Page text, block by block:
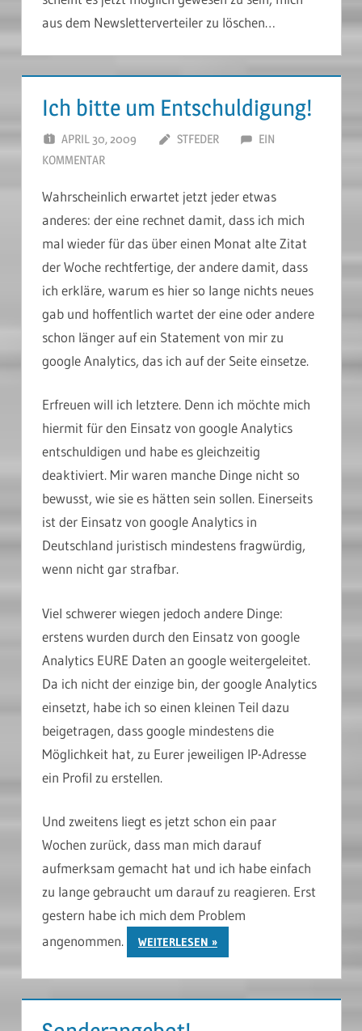
aus dem Newsletterverteiler zu löschen…
Ich bitte um Entschuldigung!
APRIL 30, 2009 STFEDER
EIN
KOMMENTAR
Wahrscheinlich erwartet jetzt jeder etwas
anderes: der eine rechnet damit, dass ich mich
mal wieder für das über einen Monat alte Zitat
der Woche rechtfertige, der andere damit, dass
ich erkläre, warum es hier so lange nichts neues
gab und hoffentlich wartet der eine oder andere
schon länger auf ein Statement von mir zu
google Analytics, das ich auf der Seite einsetze.
Erfreuen will ich letztere. Denn ich möchte mich
hiermit für den Einsatz von google Analytics
entschuldigen und habe es gleichzeitig
deaktiviert. Mir waren manche Dinge nicht so
bewusst, wie sie es hätten sein sollen. Einerseits
ist der Einsatz von google Analytics in
Deutschland juristisch mindestens fragwürdig,
wenn nicht gar strafbar.
Viel schwerer wiegen jedoch andere Dinge:
erstens wurden durch den Einsatz von google
Analytics EURE Daten an google weitergeleitet.
Da ich nicht der einzige bin, der google Analytics
einsetzt, habe ich so einen kleinen Teil dazu
beigetragen, dass google mindestens die
Möglichkeit hat, zu Eurer jeweiligen IP-Adresse
ein Profil zu erstellen.
Und zweitens liegt es jetzt schon ein paar
Wochen zurück, dass man mich darauf
aufmerksam gemacht hat und ich habe einfach
zu lange gebraucht um darauf zu reagieren. Erst
gestern habe ich mich dem Problem
angenommen.
WEITERLESEN